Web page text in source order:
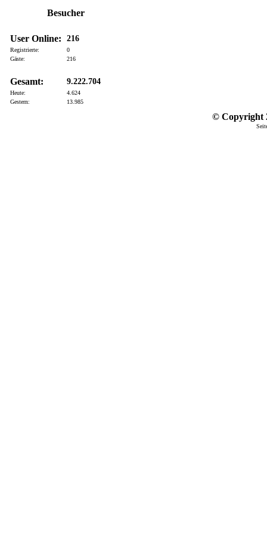
Besucher
User Online: 216
Registrierte:
0
Gäste:
216
Gesamt: 9.222.704
Heute:
4.624
Gestern:
13.985
© Copyright